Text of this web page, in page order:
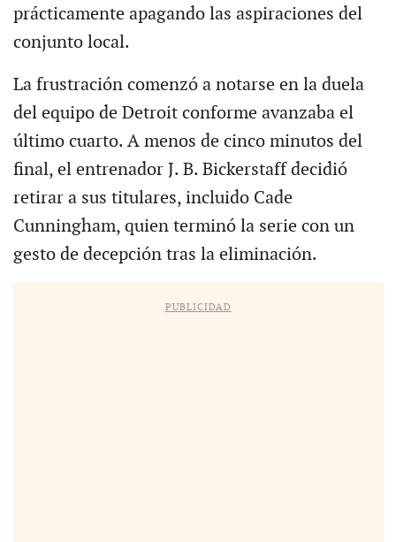
prácticamente apagando las aspiraciones del
conjunto local.
La frustración comenzó a notarse en la duela
del equipo de Detroit conforme avanzaba el
último cuarto. A menos de cinco minutos del
final, el entrenador J. B. Bickerstaff decidió
retirar a sus titulares, incluido Cade
Cunningham, quien terminó la serie con un
gesto de decepción tras la eliminación.
PUBLICIDAD